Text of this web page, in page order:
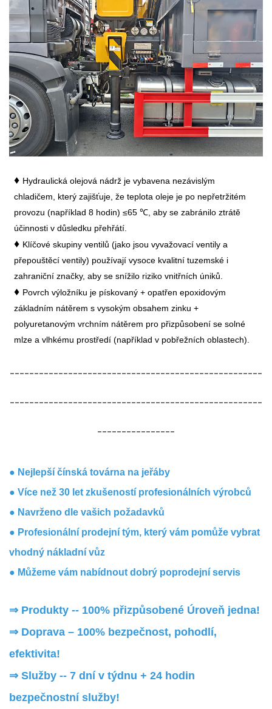
♦ Hydraulická olejová nádrž je vybavena nezávislým
chladičem, který zajišťuje, že teplota oleje je po nepřetržitém
provozu (například 8 hodin) ≤65 ℃, aby se zabránilo ztrátě
účinnosti v důsledku přehřátí.
♦ Klíčové skupiny ventilů (jako jsou vyvažovací ventily a
přepouštěcí ventily) používají vysoce kvalitní tuzemské i
zahraniční značky, aby se snížilo riziko vnitřních úniků.
♦ Povrch výložníku je pískovaný + opatřen epoxidovým
základním nátěrem s vysokým obsahem zinku +
polyuretanovým vrchním nátěrem pro přizpůsobení se solné
mlze a vlhkému prostředí (například v pobřežních oblastech).
----------------------------------------------------
----------------------------------------------------
----------------
● Nejlepší čínská továrna na jeřáby
● Více než 30 let zkušeností profesionálních výrobců
● Navrženo dle vašich požadavků
● Profesionální prodejní tým, který vám pomůže vybrat
vhodný nákladní vůz
● Můžeme vám nabídnout dobrý poprodejní servis
⇒ Produkty -- 100% přizpůsobené Úroveň jedna!
⇒ Doprava – 100% bezpečnost, pohodlí,
efektivita!
⇒ Služby -- 7 dní v týdnu + 24 hodin
bezpečnostní služby!